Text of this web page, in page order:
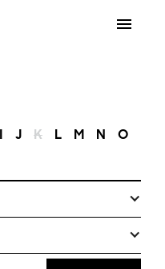
I J K L M N O